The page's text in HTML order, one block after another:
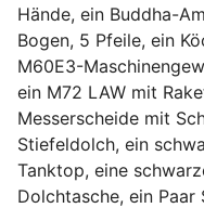
Hände, ein Buddha-
Bogen, 5 Pfeile, ein
M60E3-
ein M72 LAW mit
Messerscheide mit
Stiefeldolch, ein
Tanktop, eine
Dolchtasche, ein